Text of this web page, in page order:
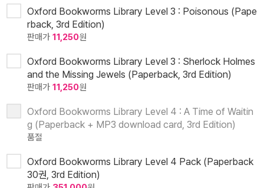
Oxford Bookworms Library Level 3 : Poisonous (Pape
rback, 3rd Edition)
판매가 11,250원
Oxford Bookworms Library Level 3 : Sherlock Holmes
and the Missing Jewels (Paperback, 3rd Edition)
판매가 11,250원
Oxford Bookworms Library Level 4 : A Time of Waitin
g (Paperback + MP3 download card, 3rd Edition)
품절
Oxford Bookworms Library Level 4 Pack (Paperback
30권, 3rd Edition)